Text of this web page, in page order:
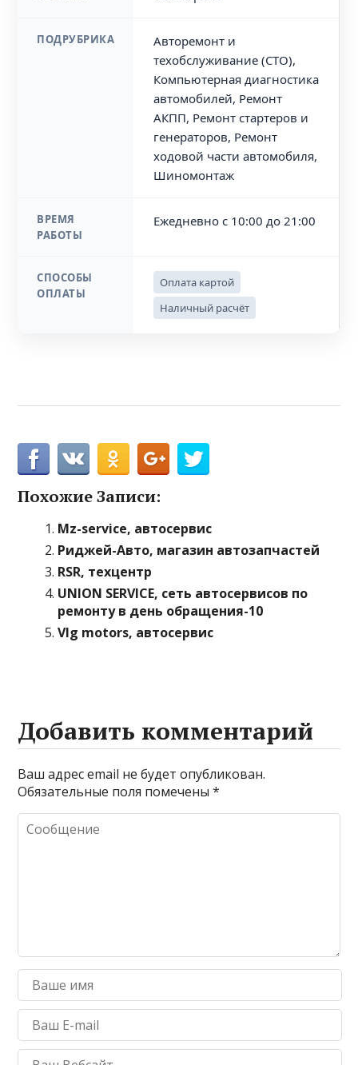
ПОДРУБРИКА
Авторемонт и
техобслуживание (СТО),
Компьютерная диагностика
автомобилей, Ремонт
АКПП, Ремонт стартеров и
генераторов, Ремонт
ходовой части автомобиля,
Шиномонтаж
ВРЕМЯ
РАБОТЫ
Ежедневно с 10:00 до 21:00
СПОСОБЫ
ОПЛАТЫ
Оплата картой
Наличный расчёт
Похожие Записи:
Mz-service, автосервис
Риджей-Авто, магазин автозапчастей
RSR, техцентр
UNION SERVICE, сеть автосервисов по
ремонту в день обращения-10
Vlg motors, автосервис
Добавить комментарий
Ваш адрес email не будет опубликован.
Обязательные поля помечены*